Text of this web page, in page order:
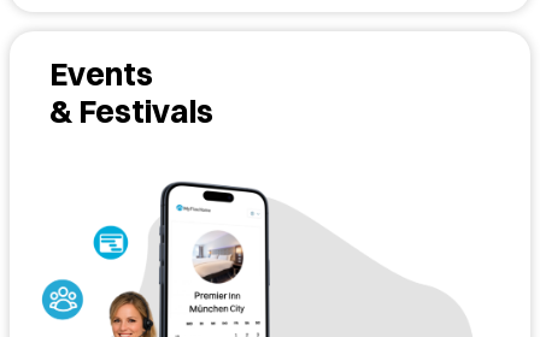
Events
& Festivals